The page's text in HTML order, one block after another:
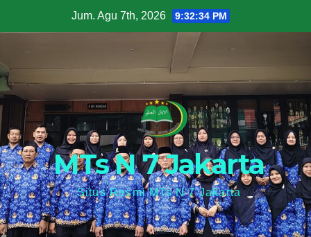
to
Jum. Agu 7th, 2026 9:32:34 PM
MTs N 7 Jakarta
Situs Resmi MTs N 7 Jakarta